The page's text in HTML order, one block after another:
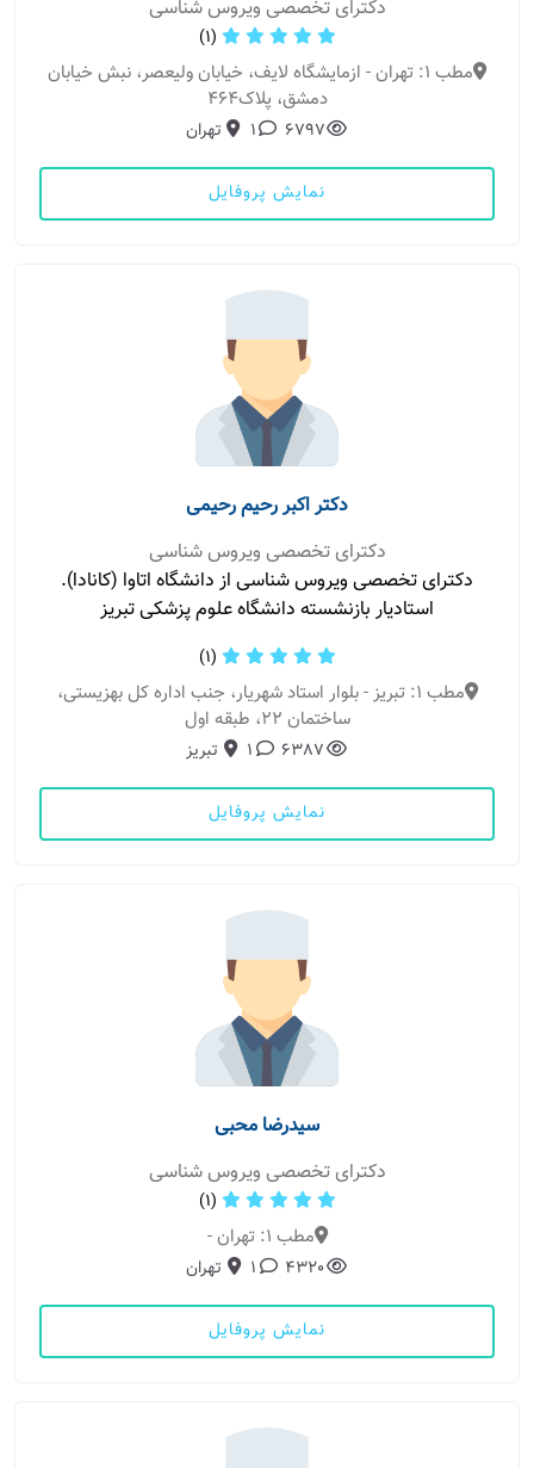
دکترای تخصصی ویروس شناسی
(1)
مطب 1: تهران - ازمایشگاه لایف، خیابان ولیعصر، نبش خیابان
دمشق، پلاک464
6797
1 تهران
نمایش پروفایل
دکتر اکبر رحیم رحیمی
دکترای تخصصی ویروس شناسی
دکترای تخصصی ویروس شناسی از دانشگاه اتاوا (کانادا).
استادیار بازنشسته دانشگاه علوم پزشکی تبریز
(1)
مطب 1: تبریز - بلوار استاد شهریار، جنب اداره کل بهزیستی،
ساختمان 22، طبقه اول
6387
1 تبریز
نمایش پروفایل
سیدرضا محبی
دکترای تخصصی ویروس شناسی
(1)
مطب 1: تهران -
4320
1 تهران
نمایش پروفایل